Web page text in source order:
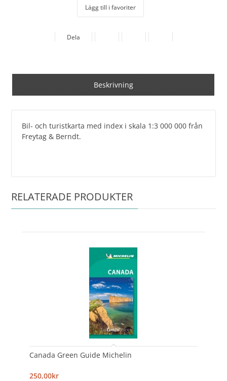
Lägg till i favoriter
Dela
Beskrivning
Bil- och turistkarta med index i skala 1:3 000 000 från
Freytag & Berndt.
RELATERADE PRODUKTER
Canada Green Guide Michelin
250,00kr